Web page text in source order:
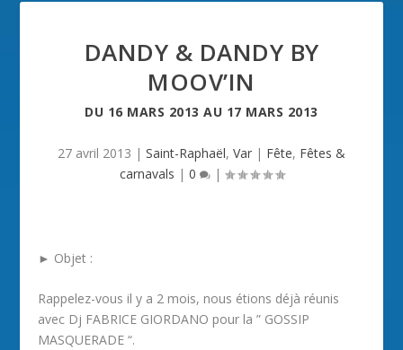
DANDY & DANDY BY
MOOV’IN
DU 16 MARS 2013 AU 17 MARS 2013
27 avril 2013 | Saint-Raphaël, Var | Fête, Fêtes &
carnavals | 0 |
► Objet :
Rappelez-vous il y a 2 mois, nous étions déjà réunis
avec Dj FABRICE GIORDANO pour la ” GOSSIP
MASQUERADE “.